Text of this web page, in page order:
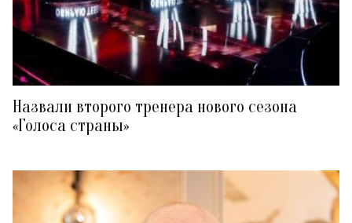
Назвали второго тренера нового сезона
«Голоса страны»